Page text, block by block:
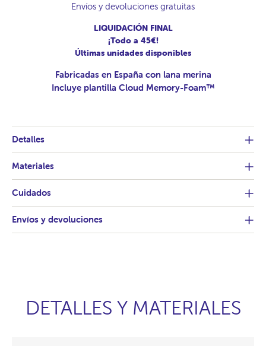
Envíos y devoluciones gratuitas
LIQUIDACIÓN FINAL
¡Todo a 45€!
Últimas unidades disponibles
Fabricadas en España con lana merina
Incluye plantilla Cloud Memory-Foam™
Detalles
Materiales
Cuidados
Envíos y devoluciones
DETALLES Y MATERIALES